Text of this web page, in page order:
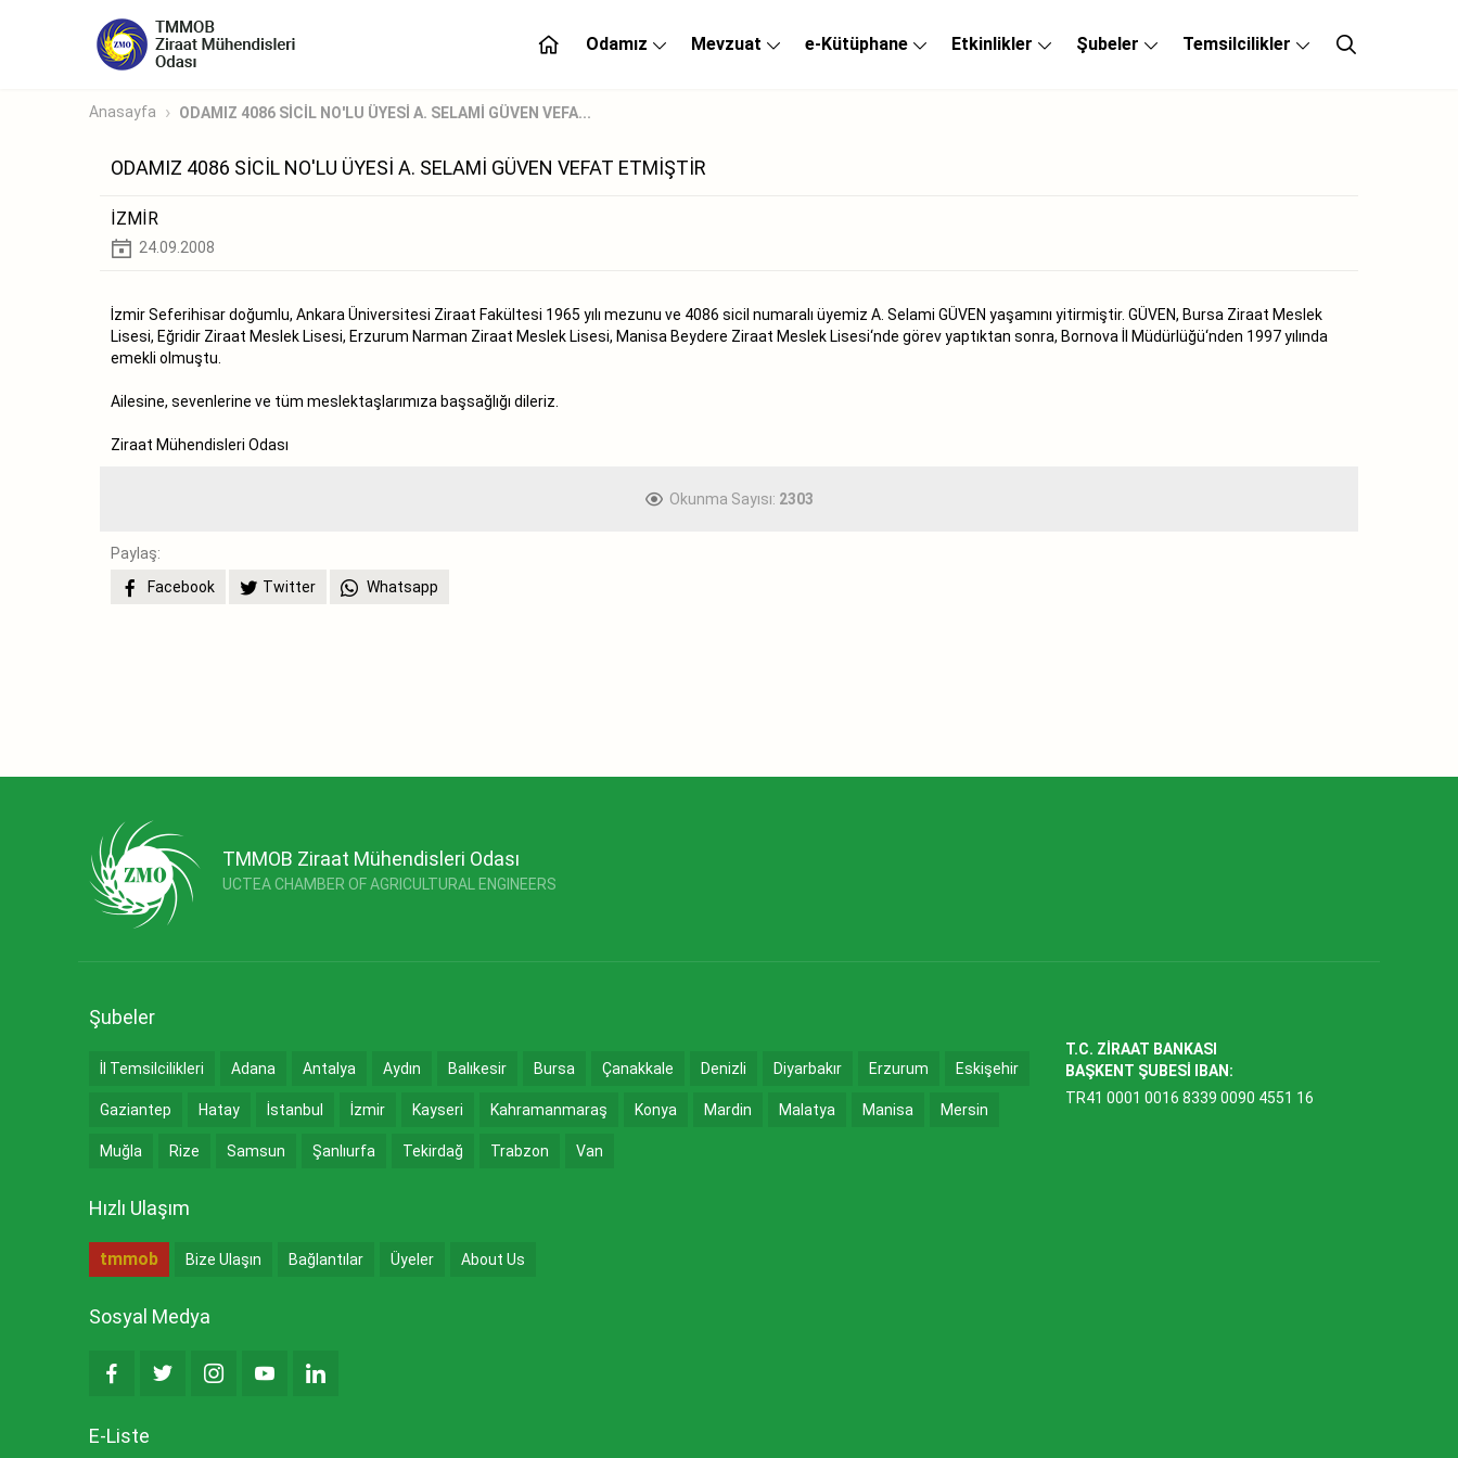
Odamız Mevzuat e-Kütüphane Etkinlikler Şubeler Temsilcilikler
Anasayfa ODAMIZ 4086 SİCİL NO'LU ÜYESİ A. SELAMİ GÜVEN VEFA...
ODAMIZ 4086 SİCİL NO'LU ÜYESİ A. SELAMİ GÜVEN VEFAT ETMİŞTİR
İZMİR
24.09.2008
İzmir Seferihisar doğumlu, Ankara Üniversitesi Ziraat Fakültesi 1965 yılı mezunu ve 4086 sicil numaralı üyemiz A. Selami GÜVEN yaşamını yitirmiştir. GÜVEN, Bursa Ziraat Meslek
Lisesi, Eğridir Ziraat Meslek Lisesi, Erzurum Narman Ziraat Meslek Lisesi, Manisa Beydere Ziraat Meslek Lisesi‘nde görev yaptıktan sonra, Bornova İl Müdürlüğü‘nden 1997 yılında
emekli olmuştu.
Ailesine, sevenlerine ve tüm meslektaşlarımıza başsağlığı dileriz.
Ziraat Mühendisleri Odası
Okunma Sayısı: 2303
Paylaş:
Facebook
Twitter Whatsapp
TMMOB Ziraat Mühendisleri Odası
UCTEA CHAMBER OF AGRICULTURAL ENGINEERS
Şubeler
İl Temsilcilikleri Adana Antalya Aydın Balıkesir Bursa Çanakkale Denizli Diyarbakır Erzurum Eskişehir
Gaziantep Hatay İstanbul İzmir Kayseri Kahramanmaraş Konya Mardin Malatya Manisa Mersin
Muğla Rize Samsun Şanlıurfa Tekirdağ Trabzon Van
Hızlı Ulaşım
tmmob Bize Ulaşın Bağlantılar Üyeler About Us
Sosyal Medya
E-Liste
T.C. ZİRAAT BANKASI
BAŞKENT ŞUBESİ IBAN:
TR41 0001 0016 8339 0090 4551 16